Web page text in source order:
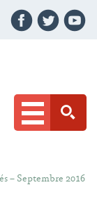
– Septembre 2016